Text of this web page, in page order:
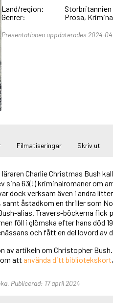
Land/region:
Storbritannien
Genrer:
Prosa,
Presentationen uppdaterades 2024-
Filmatiseringar Skriv ut
Charlie Christmas Bush
sina 63(!) kriminalromaner om
dock verksam även i andra
samt åstadkom en thriller som
alias. Travers-böckerna fick
föll i glömska efter hans död
och fått en del lovord av
av artikeln om Christopher
att använda ditt bibliotekskort,
Publicerad: 17 april 2024